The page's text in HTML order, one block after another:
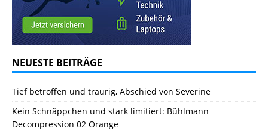
NEUESTE BEITRÄGE
Tief betroffen und traurig, Abschied von Severine
Kein Schnäppchen und stark limitiert: Bühlmann
Decompression 02 Orange